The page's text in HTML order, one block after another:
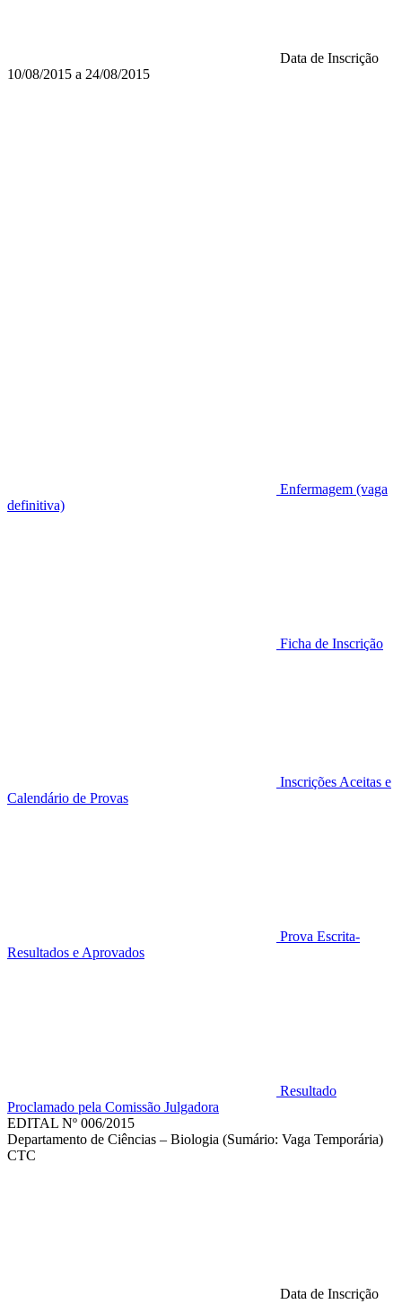
Data de Inscrição
10/08/2015 a 24/08/2015
Enfermagem (vaga
definitiva)
Ficha de Inscrição
Inscrições Aceitas e
Calendário de Provas
Prova Escrita-
Resultados e Aprovados
Resultado
Proclamado pela Comissão Julgadora
EDITAL Nº 006/2015
Departamento de Ciências – Biologia (Sumário: Vaga Temporária)
CTC
Data de Inscrição